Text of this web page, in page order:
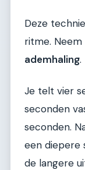
Deze
ritme.
ademhaling.
Je telt vier
seconden
seconden.
een diepere
de langere